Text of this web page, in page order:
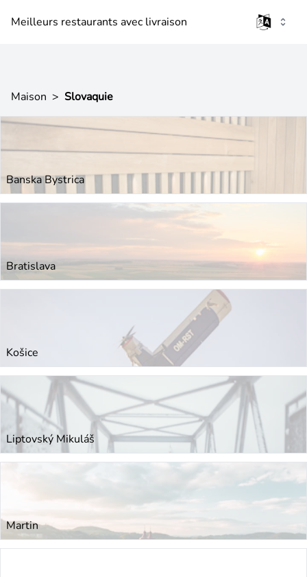
Meilleurs restaurants avec livraison
Maison > Slovaquie
Banska Bystrica
Bratislava
Košice
Liptovský Mikuláš
Martin